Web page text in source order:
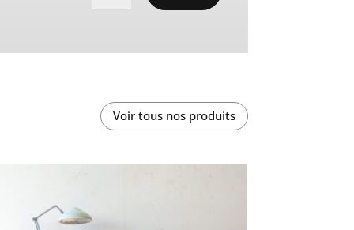
Voir tous nos produits